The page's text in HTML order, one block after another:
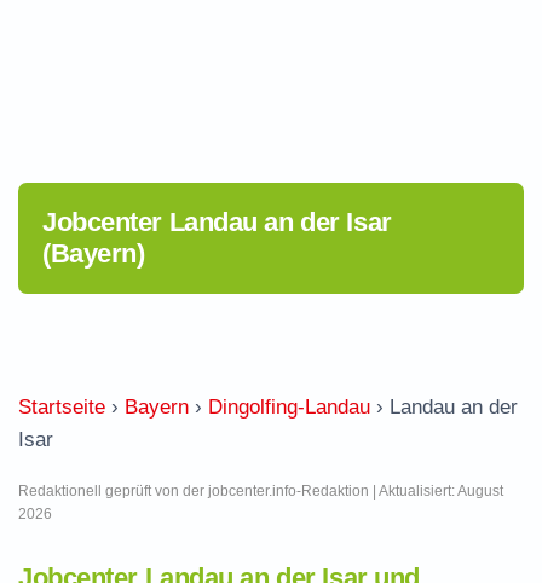
Jobcenter Landau an der Isar
(Bayern)
Startseite › Bayern › Dingolfing-Landau › Landau an der
Isar
Redaktionell geprüft von der jobcenter.info-Redaktion | Aktualisiert: August
2026